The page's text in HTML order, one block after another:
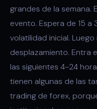
grandes de la semana.
evento. Espera de 15 a
volatilidad inicial.
desplazamiento. Entra
las siguientes 4-24
tienen algunas de las
trading de forex,